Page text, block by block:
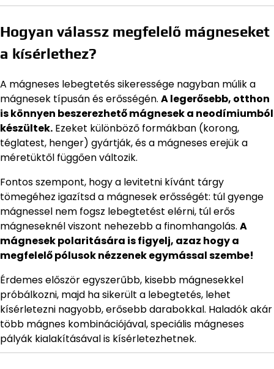
Hogyan válassz megfelelő mágneseket
a kísérlethez?
A mágneses lebegtetés sikeressége nagyban múlik a
mágnesek típusán és erősségén. A legerősebb, otthon
is könnyen beszerezhető mágnesek a neodímiumból
készültek. Ezeket különböző formákban (korong,
téglatest, henger) gyártják, és a mágneses erejük a
méretüktől függően változik.
Fontos szempont, hogy a levitetni kívánt tárgy
tömegéhez igazítsd a mágnesek erősségét: túl gyenge
mágnessel nem fogsz lebegtetést elérni, túl erős
mágneseknél viszont nehezebb a finomhangolás. A
mágnesek polaritására is figyelj, azaz hogy a
megfelelő pólusok nézzenek egymással szembe!
Érdemes először egyszerűbb, kisebb mágnesekkel
próbálkozni, majd ha sikerült a lebegtetés, lehet
kísérletezni nagyobb, erősebb darabokkal. Haladók akár
több mágnes kombinációjával, speciális mágneses
pályák kialakításával is kísérletezhetnek.